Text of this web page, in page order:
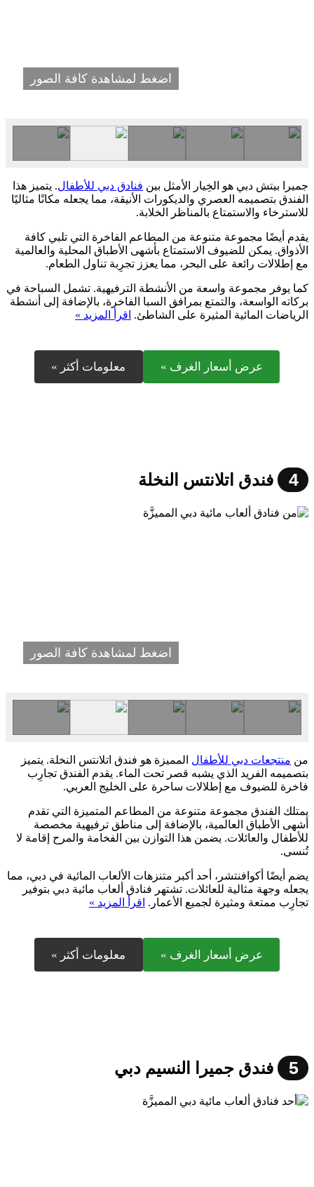
اضغط لمشاهدة كافة الصور
جميرا بيتش دبي هو الخِيار الأمثل بين فنادق دبي للأطفال. يتميز هذا
الفندق بتصميمه العصري والديكورات الأنيقة، مما يجعله مكانًا مثاليًا
للاسترخاء والاستمتاع بالمناظر الخلابة.
يقدم أيضًا مجموعة متنوعة من المطاعم الفاخرة التي تلبي كافة
الأذواق. يمكن للضيوف الاستمتاع بأشهى الأطباق المحلية والعالمية
مع إطلالات رائعة على البحر، مما يعزز تجرِبة تناول الطعام.
كما يوفر مجموعة واسعة من الأنشطة الترفيهية. تشمل السباحة في
بركاته الواسعة، والتمتع بمرافق السبا الفاخرة، بالإضافة إلى أنشطة
الرياضات المائية المثيرة على الشاطئ. اقرأ المزيد »
عرض أسعار الغرف » معلومات أكثر »
4 فندق اتلانتس النخلة
اضغط لمشاهدة كافة الصور
من منتجعات دبي للأطفال المميزة هو فندق اتلانتس النخلة. يتميز
بتصميمه الفريد الذي يشبه قصر تحت الماء. يقدم الفندق تجارِب
فاخرة للضيوف مع إطلالات ساحرة على الخليج العربي.
يمتلك الفندق مجموعة متنوعة من المطاعم المتميزة التي تقدم
أشهى الأطباق العالمية، بالإضافة إلى مناطق ترفيهية مخصصة
للأطفال والعائلات. يضمن هذا التوازن بين الفخامة والمرح إقامة لا
تُنسى.
يضم أيضًا أكوافنتشر، أحد أكبر متنزهات الألعاب المائية في دبي، مما
يجعله وجهة مثالية للعائلات. تشتهر فنادق ألعاب مائية دبي بتوفير
تجارِب ممتعة ومثيرة لجميع الأعمار. اقرأ المزيد »
عرض أسعار الغرف » معلومات أكثر »
5 فندق جميرا النسيم دبي